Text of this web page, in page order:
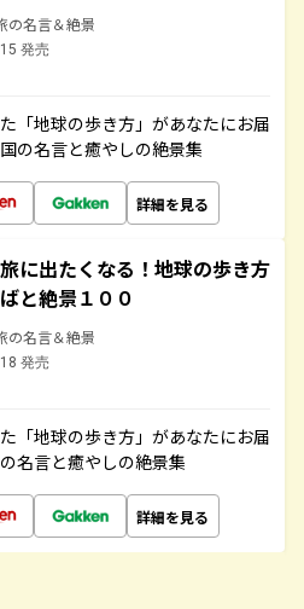
の名言＆絶景
発売
「地球の歩き方」があなたにお届
の名言と癒やしの絶景集
詳細を見る
に出たくなる！地球の歩き方
と絶景１００
の名言＆絶景
発売
「地球の歩き方」があなたにお届
名言と癒やしの絶景集
詳細を見る